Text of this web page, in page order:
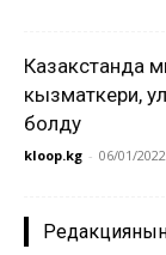
Казакстанда
кызматкери,
болду
kloop.kg - 06/01/2022